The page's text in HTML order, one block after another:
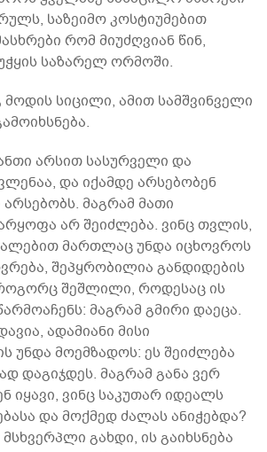
საზეიმო კოსტიუმებით
რომ მიუძღვიან წინ,
საზარელ ორმოში.
მოდის სიცილი, ამით სამშვინველი
არსით სასურველი და
და იქამდე არსებობენ
არსებობს. მაგრამ მათი
არ შეიძლება. ვინც თვლის,
მართლაც უნდა იცხოვროს
შეპყრობილია განდიდების
როგორც შეშლილი, როდესაც ის
მაგრამ გმირი დაეცა.
ადამიანი მისი
უნდა მოემზადოს: ეს შეიძლება
დაგიჯდეს. მაგრამ განა ვერ
იყავი, ვინც საკუთარ იდეალს
და მოქმედ ძალას ანიჭებდა?
გახდი, ის გაიხსნება